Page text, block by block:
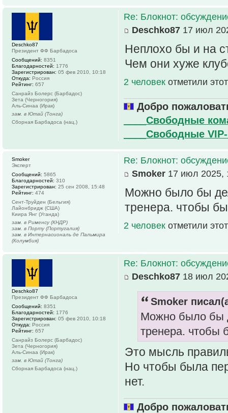
Re: Блокнот:
Deschko87 17 июл
Неплохо бы и на
Чем они хуже
2 человек отметили
Добро
____Свободные
____Свободные
Deschko87
Президент ФФ Барбадоса
Сообщений: 8351
Благодарностей: 1776
Зарегистрирован: 05 фев 2010, 10:18
Откуда: Россия
Рейтинг: 657
Санрайз Болерс (Барбадос)
Зета (Черногория)
Аль-Синаа (Ирак)
зам. в Ютай (Тонга)
Сборная Барбадоса (нац.)
Re: Блокнот:
Smoker 17 июл 2025,
Можно было бы
тренера. чтобы
2 человек отметили
Smoker
Эксперт
Сообщений: 5865
Благодарностей: 310
Зарегистрирован: 25 сен 2008, 15:48
Рейтинг: 474
Сент-Труйден (Бельгия)
Лайонбридж (США)
Киира Янг (Уганда)
зам. в Рименсу (КНДР)
зам. в Порту (Португалия)
зам. в Интернасиональ де Пальмира
(Колумбия)
Re: Блокнот:
Deschko87 18 июл
Smoker
Можно было бы
тренера. чтобы
Это мысль
Но чтобы была
нет.
Добро
Deschko87
Президент ФФ Барбадоса
Сообщений: 8351
Благодарностей: 1776
Зарегистрирован: 05 фев 2010, 10:18
Откуда: Россия
Рейтинг: 657
Санрайз Болерс (Барбадос)
Зета (Черногория)
Аль-Синаа (Ирак)
зам. в Ютай (Тонга)
Сборная Барбадоса (нац.)